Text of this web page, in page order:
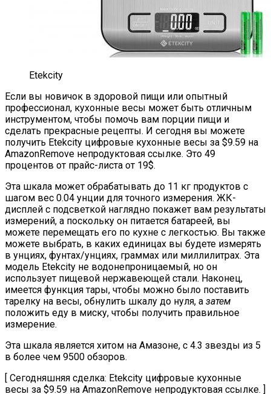
Etekcity
Если вы новичок в здоровой пищи или опытный
профессионал, кухонные весы может быть отличным
инструментом, чтобы помочь вам порции пищи и
сделать прекрасные рецепты. И сегодня вы можете
получить Etekcity цифровые кухонные весы за $9.59 на
AmazonRemove непродуктовая ссылке. Это 49
процентов от прайс-листа от 19$.
Эта шкала может обрабатывать до 11 кг продуктов с
шагом вес 0.04 унции для точного измерения. ЖК-
дисплей с подсветкой наглядно покажет вам результаты
измерений, а поскольку он питается батареей, вы
можете перемещать его по кухне с легкостью. Вы также
можете выбрать, в каких единицах вы будете измерять
в унциях, фунтах/унциях, граммах или миллилитрах. Эта
модель Etekcity не водонепроницаемый, но он
использует пищевой нержавеющей стали. Наконец,
имеется функция тары, чтобы можно было поставить
тарелку на весы, обнулить шкалу до нуля, а затем
положить еду в миску, чтобы получить правильное
измерение.
Эта шкала является хитом на Амазоне, с 4.3 звезды из 5
в более чем 9500 обзоров.
[ Сегодняшняя сделка: Etekcity цифровые кухонные
весы за $9.59 на AmazonRemove непродуктовая ссылке. ]